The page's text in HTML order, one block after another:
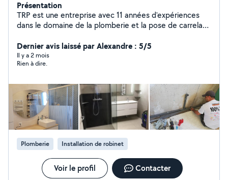
Présentation
TRP est une entreprise avec 11 années d'expériences
dans le domaine de la plomberie et la pose de carrelage
débroussaillages et tout autre tâches dans vos espaces
verts. Dynamique, consciencieux et à l'écoute de notre
clientèle ont va savoir vous conseiller et diriger dans vos
entretiens de jardin,taille de haies et On réalise les
débroussaillage de vos terrains.
Dernier avis laissé par Alexandre : 5/5
Il y a 2 mois
Rien à dire.
Plomberie Installation de robinet
Voir le profil Contacter